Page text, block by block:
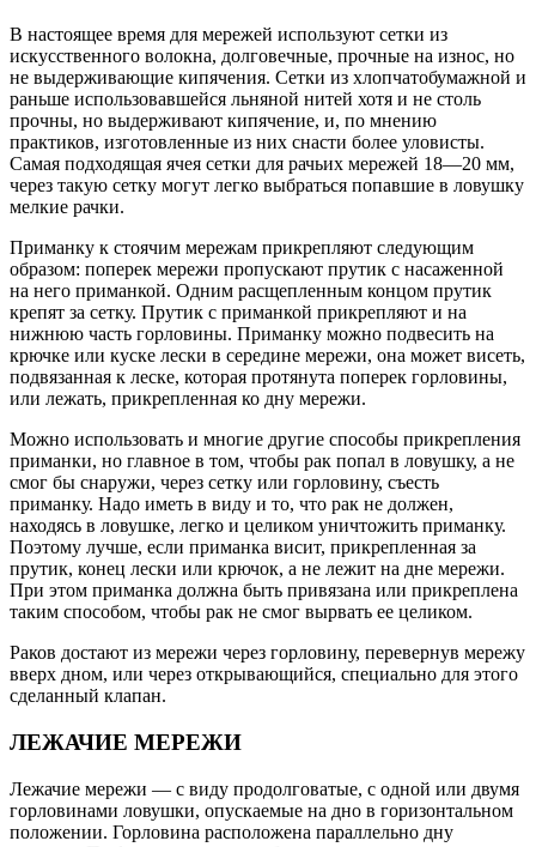
В настоящее время для мережей используют сетки из
искусственного волокна, долговечные, прочные на износ, но
не выдерживающие кипячения. Сетки из хлопчатобумажной и
раньше использовавшейся льняной нитей хотя и не столь
прочны, но выдерживают кипячение, и, по мнению
практиков, изготовленные из них снасти более уловисты.
Самая подходящая ячея сетки для рачьих мережей 18—20 мм,
через такую сетку могут легко выбраться попавшие в ловушку
мелкие рачки.
Приманку к стоячим мережам прикрепляют следующим
образом: поперек мережи пропускают прутик с насаженной
на него приманкой. Одним расщепленным концом прутик
крепят за сетку. Прутик с приманкой прикрепляют и на
нижнюю часть горловины. Приманку можно подвесить на
крючке или куске лески в середине мережи, она может висеть,
подвязанная к леске, которая протянута поперек горловины,
или лежать, прикрепленная ко дну мережи.
Можно использовать и многие другие способы прикрепления
приманки, но главное в том, чтобы рак попал в ловушку, а не
смог бы снаружи, через сетку или горловину, съесть
приманку. Надо иметь в виду и то, что рак не должен,
находясь в ловушке, легко и целиком уничтожить приманку.
Поэтому лучше, если приманка висит, прикрепленная за
прутик, конец лески или крючок, а не лежит на дне мережи.
При этом приманка должна быть привязана или прикреплена
таким способом, чтобы рак не смог вырвать ее целиком.
Раков достают из мережи через горловину, перевернув мережу
вверх дном, или через открывающийся, специально для этого
сделанный клапан.
ЛЕЖАЧИЕ МЕРЕЖИ
Лежачие мережи — с виду продолговатые, с одной или двумя
горловинами ловушки, опускаемые на дно в горизонтальном
положении. Горловина расположена параллельно дну